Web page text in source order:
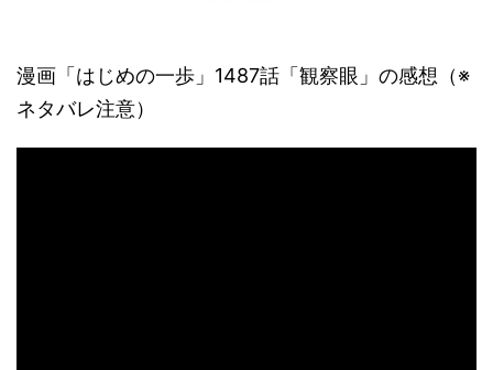
漫画「はじめの一歩」1487話「観察眼」の感想（※
ネタバレ注意）